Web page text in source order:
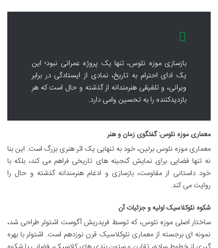
بازسازی موزه نئوس، تنها یک پروژه عمرانی نبود؛ این
یک ادای احترام به تاریخ، نمادی از ایستادگی در برابر
ویرانی، و تلفیقی هنرمندانه از گذشته و حال است که هر
بازدیدکننده را به تحسین وامی دارد.
معماری موزه نئوس: گفتگوی زمان و هنر
معماری موزه نئوس برلین، خود به تنهایی یک اثر هنری بزرگ است. این بنا
نه تنها فضایی برای نمایش گنجینه های تاریخی فراهم می کند، بلکه با
خود داستانی از مقاومت، بازسازی و ادغام هنرمندانه گذشته و حال را
روایت می کند.
شکوه نئوکلاسیک اولیه و جزئیات آن
ساختار اصلی موزه نئوس، که توسط فریدریش آگوست اشتولر طراحی شد،
نمونه ای برجسته از معماری نئوکلاسیک قرن نوزدهم است. اشتولر با بهره